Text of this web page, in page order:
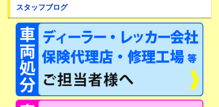
スタッフブログ